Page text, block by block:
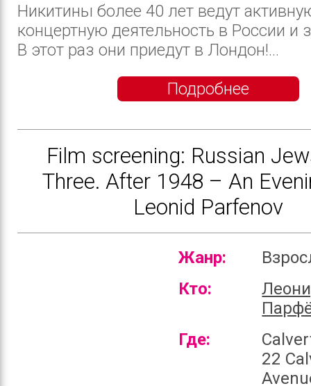
Никитины более 40 лет ведут
концертную деятельность в России и
В этот раз они приедут в Лондон!...
Подробнее
Film screening: Russian
Three. After 1948 – An
Leonid Parfenov
Жанр:
Кто:
Где:
22